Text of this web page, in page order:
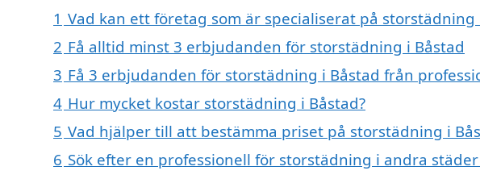
1 Vad kan ett företag som är specialiserat på
2 Få alltid minst 3 erbjudanden för storstädning i Båstad
3 Få 3 erbjudanden för storstädning i Båstad från
4 Hur mycket kostar storstädning i Båstad?
5 Vad hjälper till att bestämma priset på storstädning i
6 Sök efter en professionell för storstädning i andra